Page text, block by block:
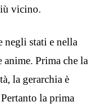
vicino.
negli stati e nella
Prima che la
la gerarchia è
la prima